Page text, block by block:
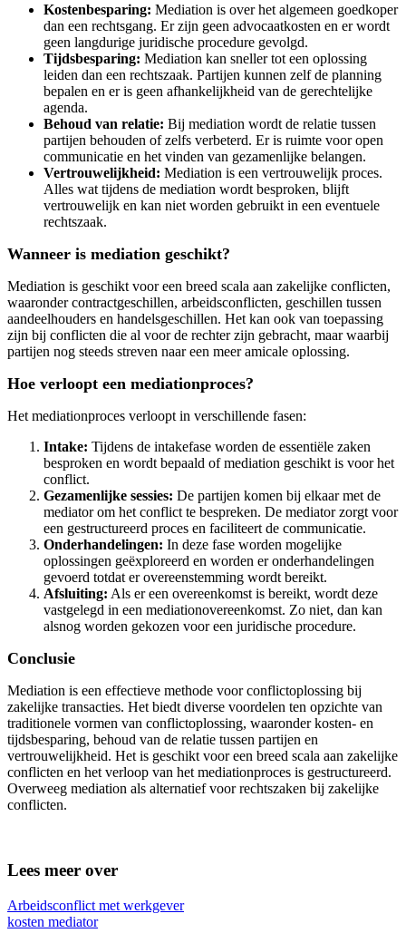
Kostenbesparing: Mediation is over het algemeen goedkoper
dan een rechtsgang. Er zijn geen advocaatkosten en er wordt
geen langdurige juridische procedure gevolgd.
Tijdsbesparing: Mediation kan sneller tot een oplossing
leiden dan een rechtszaak. Partijen kunnen zelf de planning
bepalen en er is geen afhankelijkheid van de gerechtelijke
agenda.
Behoud van relatie: Bij mediation wordt de relatie tussen
partijen behouden of zelfs verbeterd. Er is ruimte voor open
communicatie en het vinden van gezamenlijke belangen.
Vertrouwelijkheid: Mediation is een vertrouwelijk proces.
Alles wat tijdens de mediation wordt besproken, blijft
vertrouwelijk en kan niet worden gebruikt in een eventuele
rechtszaak.
Wanneer is mediation geschikt?
Mediation is geschikt voor een breed scala aan zakelijke conflicten,
waaronder contractgeschillen, arbeidsconflicten, geschillen tussen
aandeelhouders en handelsgeschillen. Het kan ook van toepassing
zijn bij conflicten die al voor de rechter zijn gebracht, maar waarbij
partijen nog steeds streven naar een meer amicale oplossing.
Hoe verloopt een mediationproces?
Het mediationproces verloopt in verschillende fasen:
Intake: Tijdens de intakefase worden de essentiële zaken
besproken en wordt bepaald of mediation geschikt is voor het
conflict.
Gezamenlijke sessies: De partijen komen bij elkaar met de
mediator om het conflict te bespreken. De mediator zorgt voor
een gestructureerd proces en faciliteert de communicatie.
Onderhandelingen: In deze fase worden mogelijke
oplossingen geëxploreerd en worden er onderhandelingen
gevoerd totdat er overeenstemming wordt bereikt.
Afsluiting: Als er een overeenkomst is bereikt, wordt deze
vastgelegd in een mediationovereenkomst. Zo niet, dan kan
alsnog worden gekozen voor een juridische procedure.
Conclusie
Mediation is een effectieve methode voor conflictoplossing bij
zakelijke transacties. Het biedt diverse voordelen ten opzichte van
traditionele vormen van conflictoplossing, waaronder kosten- en
tijdsbesparing, behoud van de relatie tussen partijen en
vertrouwelijkheid. Het is geschikt voor een breed scala aan zakelijke
conflicten en het verloop van het mediationproces is gestructureerd.
Overweeg mediation als alternatief voor rechtszaken bij zakelijke
conflicten.
Lees meer over
Arbeidsconflict met werkgever
kosten mediator